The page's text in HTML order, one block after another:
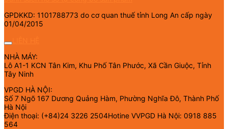
GPDKKD: 1101788773 do cơ quan thuế tỉnh Long An cấp ngày
01/04/2015
NHÀ MÁY:
Lô A1-1 KCN Tân Kim, Khu Phố Tân Phước, Xã Cần Giuộc, Tỉnh
Tây Ninh
VPGD HÀ NỘI:
Số 7 Ngõ 167 Dương Quảng Hàm, Phường Nghĩa Đô, Thành Phố
Hà Nội
Điện thoại: (+84)24 3226 2504Hotine VVPGD Hà Nội: 0918 885
564